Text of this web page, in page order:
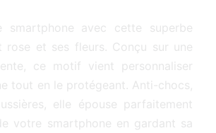
smartphone avec cette superbe
rose et ses fleurs. Conçu sur une
ce motif vient personnaliser
tout en le protégeant. Anti-chocs,
elle épouse parfaitement
votre smartphone en gardant sa